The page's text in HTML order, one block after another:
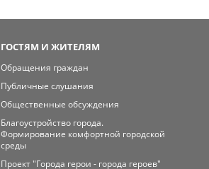
ГОСТЯМ И ЖИТЕЛЯМ
Обращения граждан
Публичные слушания
Общественные обсуждения
Благоустройство города.
Формирование комфортной городской
среды
Проект "Города герои - города героев"